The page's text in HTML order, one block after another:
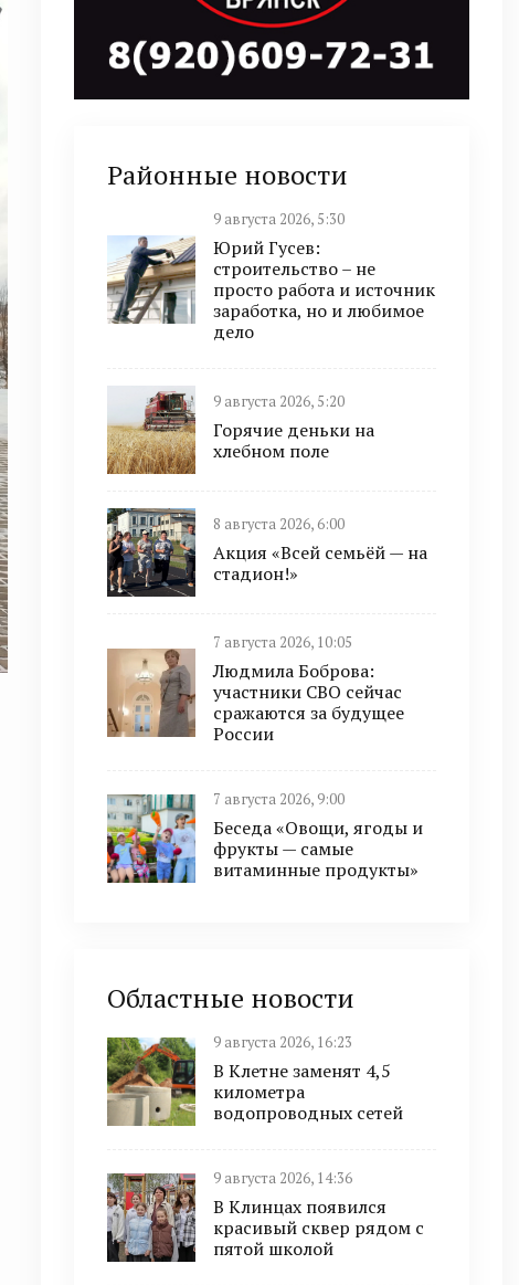
Районные новости
9 августа 2026, 5:30
Юрий Гусев:
строительство – не
просто работа и источник
заработка, но и любимое
дело
9 августа 2026, 5:20
Горячие деньки на
хлебном поле
8 августа 2026, 6:00
Акция «Всей семьёй — на
стадион!»
7 августа 2026, 10:05
Людмила Боброва:
участники СВО сейчас
сражаются за будущее
России
7 августа 2026, 9:00
Беседа «Овощи, ягоды и
фрукты — самые
витаминные продукты»
Областные новости
9 августа 2026, 16:23
В Клетне заменят 4,5
километра
водопроводных сетей
9 августа 2026, 14:36
В Клинцах появился
красивый сквер рядом с
пятой школой